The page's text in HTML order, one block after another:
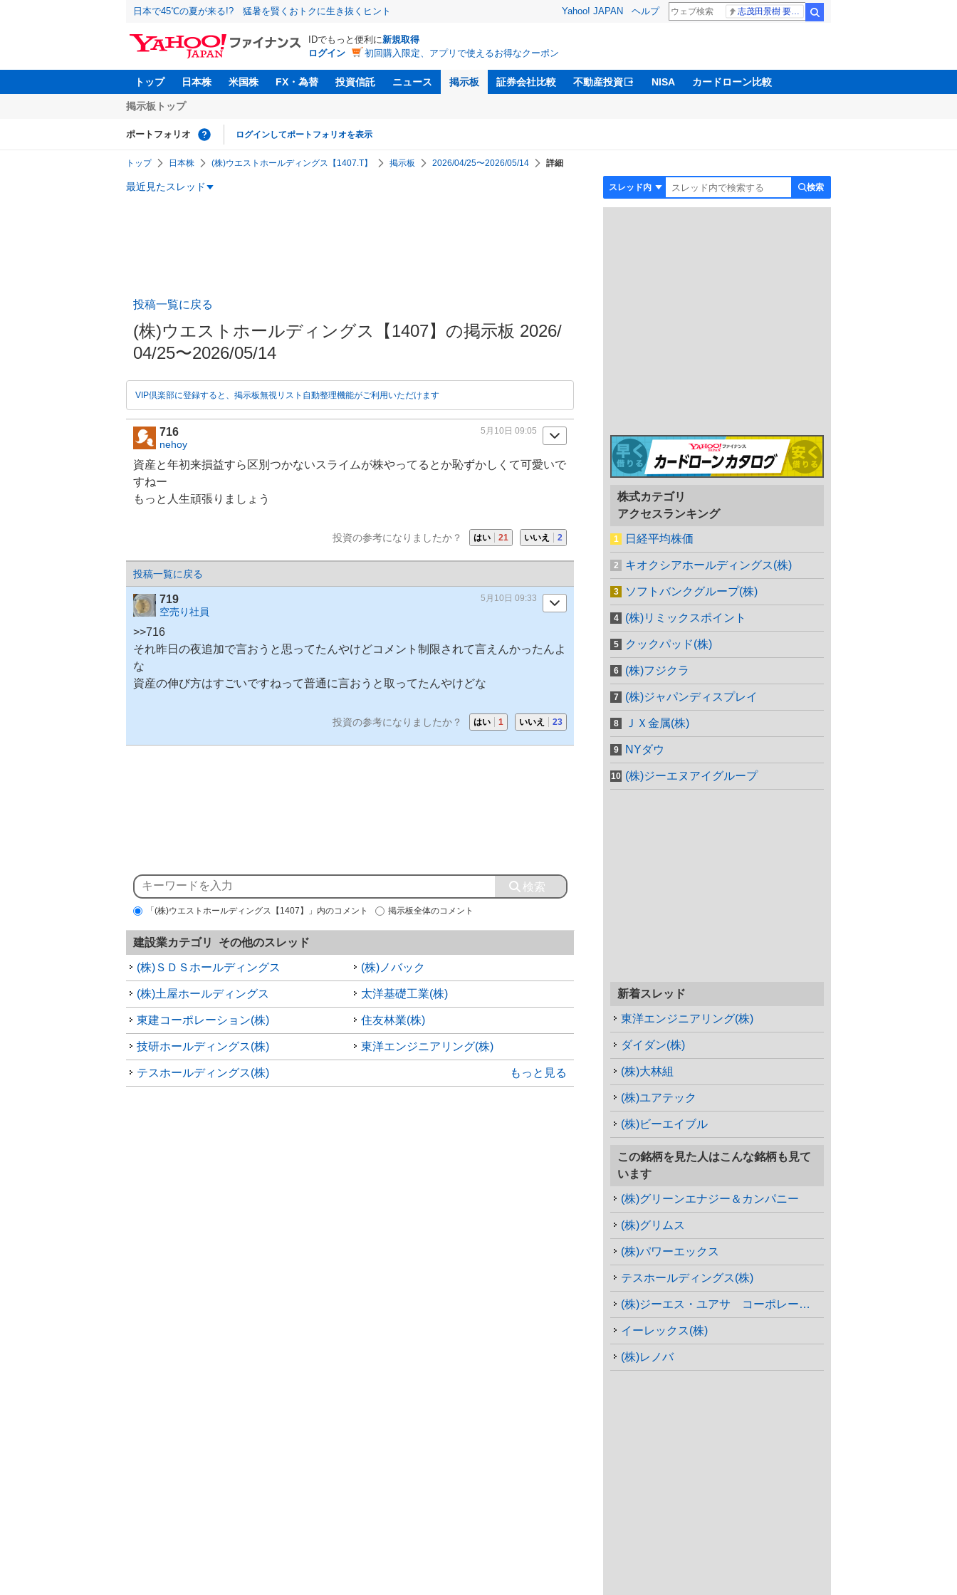
日本で45℃の夏が来る!? 猛暑を賢くおトクに生き抜くヒント Yahoo! JAPAN ヘルプ
IDでもっと便利に新規取得
ログイン
初回購入限定、アプリで使えるお得なクーポン
トップ 日本株 米国株 FX・為替 投資信託 ニュース 掲示板 証券会社比較 不動産投資 NISA カードローン比較
掲示板トップ
ポートフォリオ ログインしてポートフォリオを表示
トップ 日本株 (株)ウエストホールディングス【1407.T】 掲示板 2026/04/25〜2026/05/14 詳細
最近見たスレッド 検索
投稿一覧に戻る
(株)ウエストホールディングス【1407】の掲示板 2026/
04/25〜2026/05/14
VIP倶楽部に登録すると、掲示板無視リスト自動整理機能がご利用いただけます
716
nehoy
5月10日 09:05
資産と年初来損益すら区別つかないスライムが株やってるとか恥ずかしくて可愛いで
すねー
もっと人生頑張りましょう
投資の参考になりましたか？ はい 21 いいえ 2
投稿一覧に戻る
719
空売り社員
5月10日 09:33
>>716
それ昨日の夜追加で言おうと思ってたんやけどコメント制限されて言えんかったんよ
な
資産の伸び方はすごいですねって普通に言おうと取ってたんやけどな
投資の参考になりましたか？ はい 1 いいえ 23
「(株)ウエストホールディングス【1407】」内のコメント 掲示板全体のコメント
建設業カテゴリ その他のスレッド
(株)ＳＤＳホールディングス (株)ノバック
(株)土屋ホールディングス 太洋基礎工業(株)
東建コーポレーション(株) 住友林業(株)
技研ホールディングス(株) 東洋エンジニアリング(株)
テスホールディングス(株) もっと見る
株式カテゴリ
アクセスランキング
日経平均株価
キオクシアホールディングス(株)
ソフトバンクグループ(株)
(株)リミックスポイント
クックパッド(株)
(株)フジクラ
(株)ジャパンディスプレイ
ＪＸ金属(株)
NYダウ
(株)ジーエヌアイグループ
新着スレッド
東洋エンジニアリング(株)
ダイダン(株)
(株)大林組
(株)ユアテック
(株)ビーエイブル
この銘柄を見た人はこんな銘柄も見て
います
(株)グリーンエナジー＆カンパニー
(株)グリムス
(株)パワーエックス
テスホールディングス(株)
(株)ジーエス・ユアサ コーポレーション
イーレックス(株)
(株)レノバ